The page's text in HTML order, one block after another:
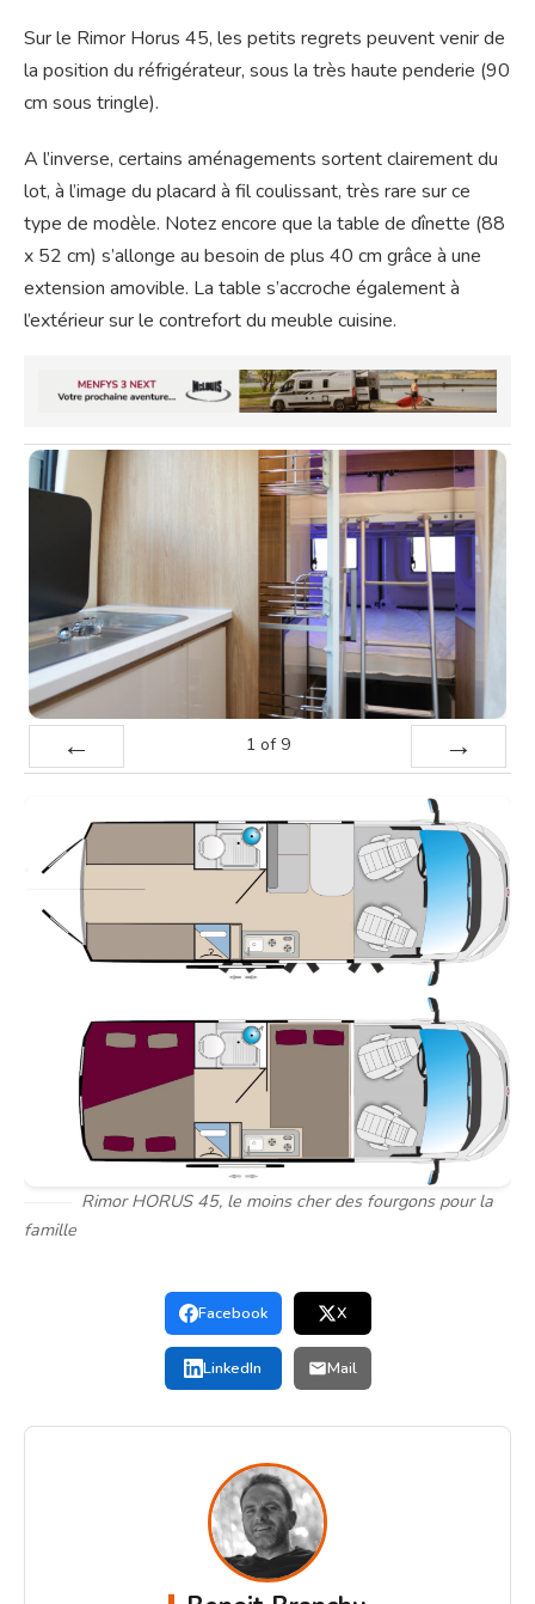
Sur le Rimor Horus 45, les petits regrets peuvent venir de
la position du réfrigérateur, sous la très haute penderie (90
cm sous tringle).
A l’inverse, certains aménagements sortent clairement du
lot, à l’image du placard à fil coulissant, très rare sur ce
type de modèle. Notez encore que la table de dînette (88
x 52 cm) s’allonge au besoin de plus 40 cm grâce à une
extension amovible. La table s’accroche également à
l’extérieur sur le contrefort du meuble cuisine.
1 of 9
Rimor HORUS 45, le moins cher des fourgons pour la
famille
Facebook X
LinkedIn Mail